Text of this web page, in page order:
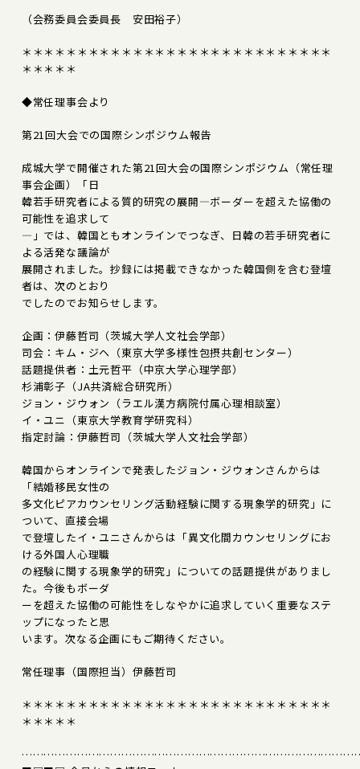
（会務委員会委員長 安田裕子）
＊＊＊＊＊＊＊＊＊＊＊＊＊＊＊＊＊＊＊＊＊＊＊＊＊＊＊＊
＊＊＊＊＊
◆常任理事会より
第21回大会での国際シンポジウム報告
成城大学で開催された第21回大会の国際シンポジウム（常任理
事会企画）「日
韓若手研究者による質的研究の展開―ボーダーを超えた協働の
可能性を追求して
―」では、韓国ともオンラインでつなぎ、日韓の若手研究者に
よる活発な議論が
展開されました。抄録には掲載できなかった韓国側を含む登壇
者は、次のとおり
でしたのでお知らせします。
企画：伊藤哲司（茨城大学人文社会学部）
司会：キム・ジヘ（東京大学多様性包摂共創センター）
話題提供者：土元哲平（中京大学心理学部）
杉浦彰子（JA共済総合研究所）
ジョン・ジウォン（ラエル漢方病院付属心理相談室）
イ・ユニ（東京大学教育学研究科）
指定討論：伊藤哲司（茨城大学人文社会学部）
韓国からオンラインで発表したジョン・ジウォンさんからは
「結婚移民女性の
多文化ピアカウンセリング活動経験に関する現象学的研究」に
ついて、直接会場
で登壇したイ・ユニさんからは「異文化間カウンセリングにお
ける外国人心理職
の経験に関する現象学的研究」についての話題提供がありまし
た。今後もボーダ
ーを超えた協働の可能性をしなやかに追求していく重要なステ
ップになったと思
います。次なる企画にもご期待ください。
常任理事（国際担当）伊藤哲司
＊＊＊＊＊＊＊＊＊＊＊＊＊＊＊＊＊＊＊＊＊＊＊＊＊＊＊＊
＊＊＊＊＊